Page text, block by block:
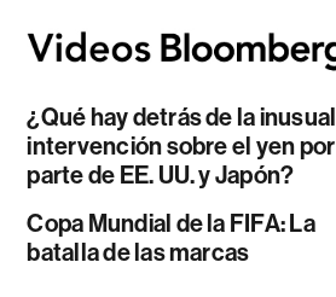
¿Qué hay detrás de la inusual
intervención sobre el yen por
parte de EE. UU. y Japón?
Copa Mundial de la FIFA: La
batalla de las marcas